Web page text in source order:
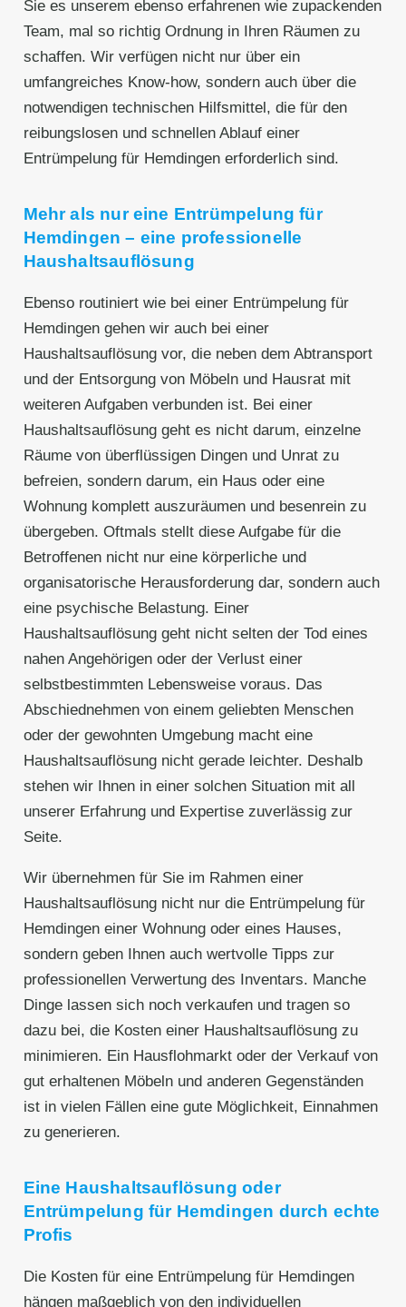
Sie es unserem ebenso erfahrenen wie zupackenden
Team, mal so richtig Ordnung in Ihren Räumen zu
schaffen. Wir verfügen nicht nur über ein
umfangreiches Know-how, sondern auch über die
notwendigen technischen Hilfsmittel, die für den
reibungslosen und schnellen Ablauf einer
Entrümpelung für Hemdingen erforderlich sind.
Mehr als nur eine Entrümpelung für
Hemdingen – eine professionelle
Haushaltsauflösung
Ebenso routiniert wie bei einer Entrümpelung für
Hemdingen gehen wir auch bei einer
Haushaltsauflösung vor, die neben dem Abtransport
und der Entsorgung von Möbeln und Hausrat mit
weiteren Aufgaben verbunden ist. Bei einer
Haushaltsauflösung geht es nicht darum, einzelne
Räume von überflüssigen Dingen und Unrat zu
befreien, sondern darum, ein Haus oder eine
Wohnung komplett auszuräumen und besenrein zu
übergeben. Oftmals stellt diese Aufgabe für die
Betroffenen nicht nur eine körperliche und
organisatorische Herausforderung dar, sondern auch
eine psychische Belastung. Einer
Haushaltsauflösung geht nicht selten der Tod eines
nahen Angehörigen oder der Verlust einer
selbstbestimmten Lebensweise voraus. Das
Abschiednehmen von einem geliebten Menschen
oder der gewohnten Umgebung macht eine
Haushaltsauflösung nicht gerade leichter. Deshalb
stehen wir Ihnen in einer solchen Situation mit all
unserer Erfahrung und Expertise zuverlässig zur
Seite.
Wir übernehmen für Sie im Rahmen einer
Haushaltsauflösung nicht nur die Entrümpelung für
Hemdingen einer Wohnung oder eines Hauses,
sondern geben Ihnen auch wertvolle Tipps zur
professionellen Verwertung des Inventars. Manche
Dinge lassen sich noch verkaufen und tragen so
dazu bei, die Kosten einer Haushaltsauflösung zu
minimieren. Ein Hausflohmarkt oder der Verkauf von
gut erhaltenen Möbeln und anderen Gegenständen
ist in vielen Fällen eine gute Möglichkeit, Einnahmen
zu generieren.
Eine Haushaltsauflösung oder
Entrümpelung für Hemdingen durch echte
Profis
Die Kosten für eine Entrümpelung für Hemdingen
hängen maßgeblich von den individuellen